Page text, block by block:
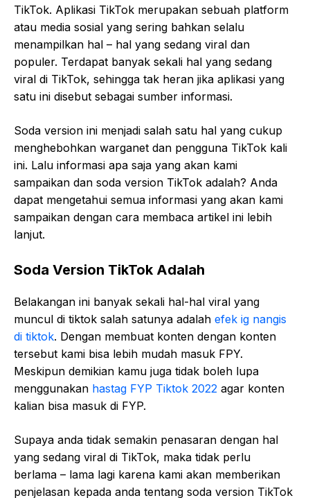
TikTok. Aplikasi TikTok merupakan sebuah platform
atau media sosial yang sering bahkan selalu
menampilkan hal – hal yang sedang viral dan
populer. Terdapat banyak sekali hal yang sedang
viral di TikTok, sehingga tak heran jika aplikasi yang
satu ini disebut sebagai sumber informasi.
Soda version ini menjadi salah satu hal yang cukup
menghebohkan warganet dan pengguna TikTok kali
ini. Lalu informasi apa saja yang akan kami
sampaikan dan soda version TikTok adalah? Anda
dapat mengetahui semua informasi yang akan kami
sampaikan dengan cara membaca artikel ini lebih
lanjut.
Soda Version TikTok Adalah
Belakangan ini banyak sekali hal-hal viral yang
muncul di tiktok salah satunya adalah efek ig nangis
di tiktok. Dengan membuat konten dengan konten
tersebut kami bisa lebih mudah masuk FPY.
Meskipun demikian kamu juga tidak boleh lupa
menggunakan hastag FYP Tiktok 2022 agar konten
kalian bisa masuk di FYP.
Supaya anda tidak semakin penasaran dengan hal
yang sedang viral di TikTok, maka tidak perlu
berlama – lama lagi karena kami akan memberikan
penjelasan kepada anda tentang soda version TikTok